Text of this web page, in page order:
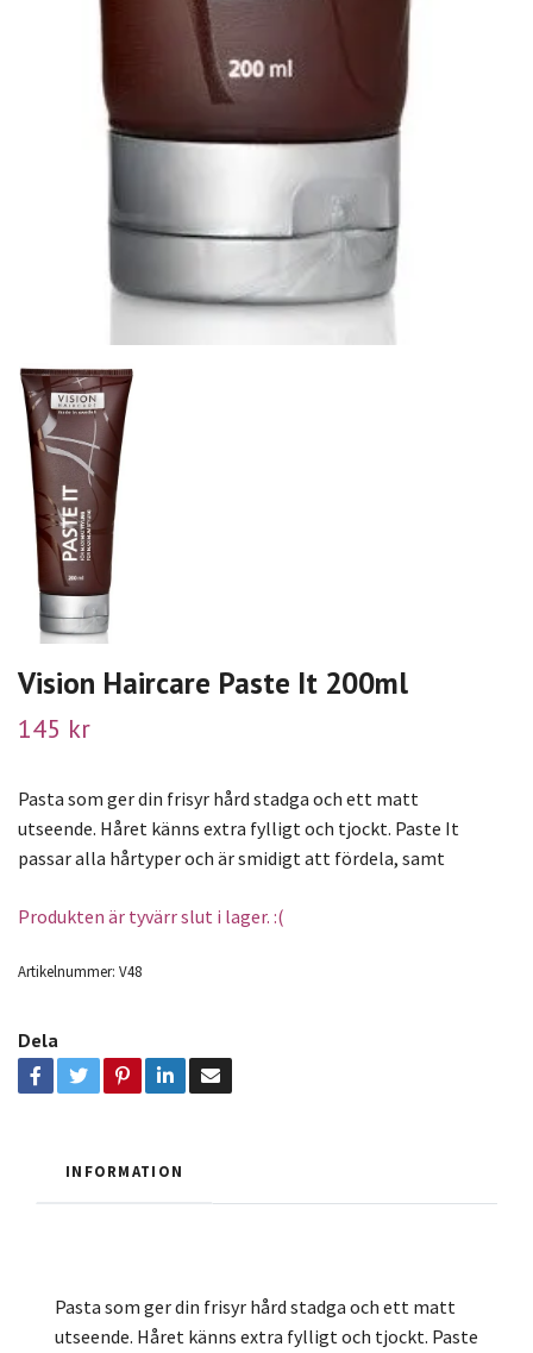
Vision Haircare Paste It 200ml
145 kr
Pasta som ger din frisyr hård stadga och ett matt
utseende. Håret känns extra fylligt och tjockt. Paste It
passar alla hårtyper och är smidigt att fördela, samt
Produkten är tyvärr slut i lager. :(
Artikelnummer: V48
Dela
INFORMATION
Pasta som ger din frisyr hård stadga och ett matt
utseende. Håret känns extra fylligt och tjockt. Paste